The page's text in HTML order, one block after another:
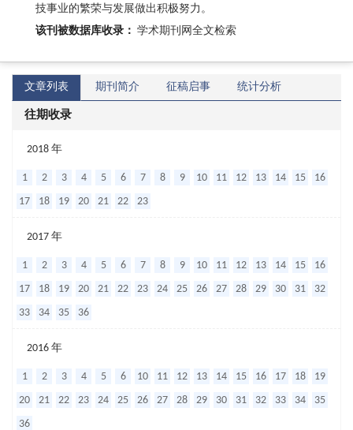
技事业的繁荣与发展做出积极努力。
该刊被数据库收录： 学术期刊网全文检索
文章列表 期刊简介 征稿启事 统计分析
往期收录
2018 年
1 2 3 4 5 6 7 8 9 10 11 12 13 14 15
16
17
18 19 20 21 22 23
2017 年
1 2 3 4 5 6 7 8 9 10 11 12 13 14 15
16
17
18 19 20 21 22 23 24 25 26 27 28 29 30 31
32
33
34 35 36
2016 年
1 2 3 4 5 6 10 11 12 13 14 15 16 17 18
19
20
21 22 23 24 25 26 27 28 29 30 31 32 33 34
35
36
舒
芬
在
头